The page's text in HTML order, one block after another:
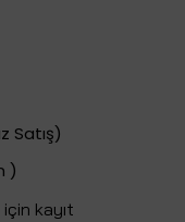
Satış)
)
kayıt